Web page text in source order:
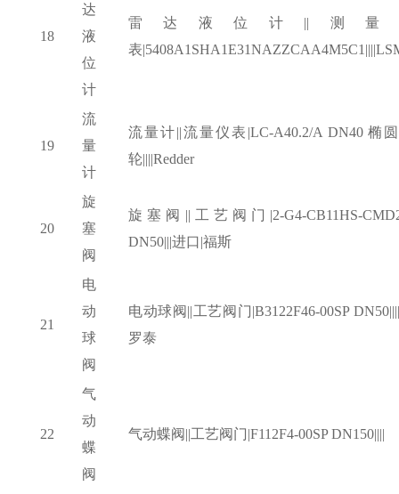
18
达
液
位
计
雷达液位计 ||测量
表
19
流
量
计
流量计||流量仪表|LC-A40.2/A DN40 椭
轮||||Redder
20
旋
塞
阀
旋塞阀 ||工艺阀门|2-G4-CB11HS-
DN50|||进口|福斯
21
电
动
球
阀
电动球阀||工艺阀门|B3122F46-00SP
罗泰
22
气
动
蝶
阀
气动蝶阀||工艺阀门|F112F4-00SP DN150||||